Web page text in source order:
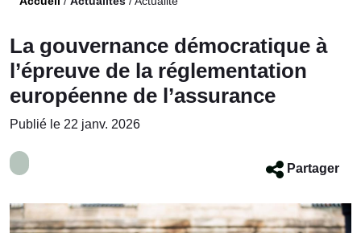
La gouvernance démocratique à
l’épreuve de la réglementation
européenne de l’assurance
Publié le 22 janv. 2026
Partager